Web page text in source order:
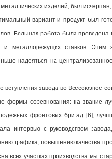
изделий, был
вариант и продукт был
Большая работа была проведена
металлорежущих станков. Этим
надеяться на
вступления завода во Всесоюзное
формы соревнования: на звание
фронтовых бригад [6],
интервью с руководством
графика, повышению качества
всех участках производства мы